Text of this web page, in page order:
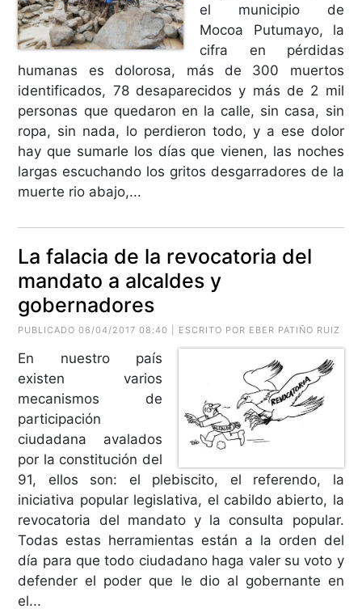
el municipio de
Mocoa Putumayo, la
cifra en pérdidas
humanas es dolorosa, más de 300 muertos
identificados, 78 desaparecidos y más de 2 mil
personas que quedaron en la calle, sin casa, sin
ropa, sin nada, lo perdieron todo, y a ese dolor
hay que sumarle los días que vienen, las noches
largas escuchando los gritos desgarradores de la
muerte rio abajo,...
La falacia de la revocatoria del
mandato a alcaldes y
gobernadores
PUBLICADO 06/04/2017 08:40 | ESCRITO POR EBER PATIÑO RUIZ
En nuestro país
existen varios
mecanismos de
participación
ciudadana avalados
por la constitución del
91, ellos son: el plebiscito, el referendo, la
iniciativa popular legislativa, el cabildo abierto, la
revocatoria del mandato y la consulta popular.
Todas estas herramientas están a la orden del
día para que todo ciudadano haga valer su voto y
defender el poder que le dio al gobernante en
el...